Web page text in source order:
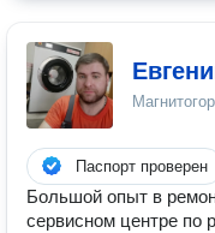
Паспорт проверен
Большой опыт в
сервисном центре по